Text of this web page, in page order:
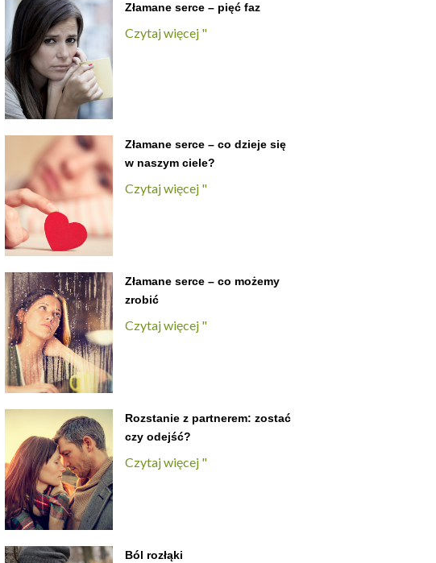
Złamane serce – pięć faz
Czytaj więcej "
Złamane serce – co dzieje się
w naszym ciele?
Czytaj więcej "
Złamane serce – co możemy
zrobić
Czytaj więcej "
Rozstanie z partnerem: zostać
czy odejść?
Czytaj więcej "
Ból rozłąki